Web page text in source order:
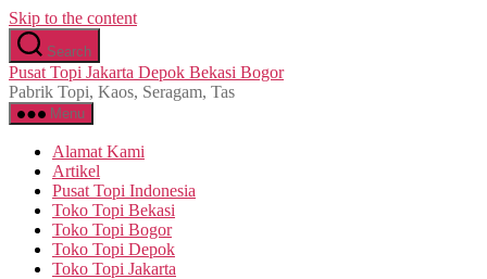
Skip to the content
Search
Pusat Topi Jakarta Depok Bekasi Bogor
Pabrik Topi, Kaos, Seragam, Tas
Menu
Alamat Kami
Artikel
Pusat Topi Indonesia
Toko Topi Bekasi
Toko Topi Bogor
Toko Topi Depok
Toko Topi Jakarta